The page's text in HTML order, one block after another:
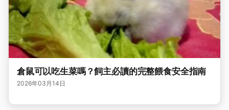
倉鼠可以吃生菜嗎？飼主必讀的完整餵食安全指南
2026年03月14日